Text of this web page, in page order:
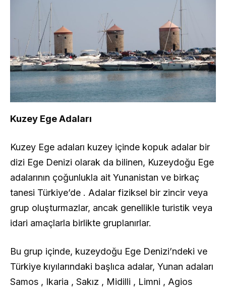
Kuzey Ege Adaları
Kuzey Ege adaları kuzey içinde kopuk adalar bir
dizi Ege Denizi olarak da bilinen, Kuzeydoğu Ege
adalarının çoğunlukla ait Yunanistan ve birkaç
tanesi Türkiye’de . Adalar fiziksel bir zincir veya
grup oluşturmazlar, ancak genellikle turistik veya
idari amaçlarla birlikte gruplanırlar.
Bu grup içinde, kuzeydoğu Ege Denizi’ndeki ve
Türkiye kıyılarındaki başlıca adalar, Yunan adaları
Samos , Ikaria , Sakız , Midilli , Limni , Agios